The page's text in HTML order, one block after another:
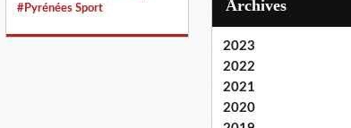
#Pyrénées Sport
Archives
2023
2022
2021
2020